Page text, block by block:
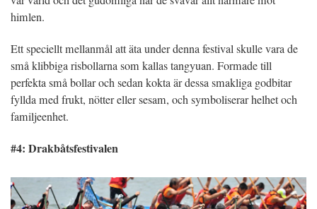
himlen.
Ett speciellt mellanmål att äta under denna festival skulle vara de
små klibbiga risbollarna som kallas tangyuan. Formade till
perfekta små bollar och sedan kokta är dessa smakliga godbitar
fyllda med frukt, nötter eller sesam, och symboliserar helhet och
familjeenhet.
#4: Drakbåtsfestivalen